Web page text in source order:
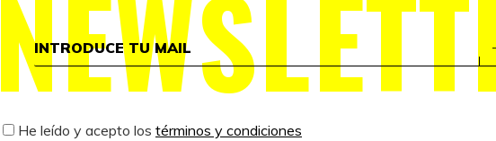
He leído y acepto los términos y condiciones